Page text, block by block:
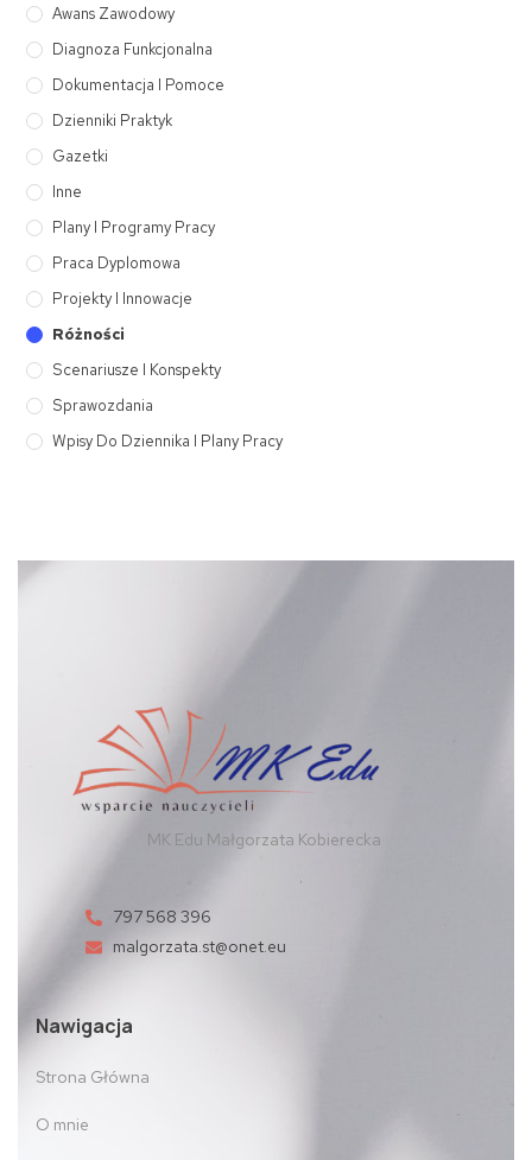
Awans Zawodowy
Diagnoza Funkcjonalna
Dokumentacja I Pomoce
Dzienniki Praktyk
Gazetki
Inne
Plany I Programy Pracy
Praca Dyplomowa
Projekty I Innowacje
Różności
Scenariusze I Konspekty
Sprawozdania
Wpisy Do Dziennika I Plany Pracy
MK Edu Małgorzata Kobierecka
797 568 396
malgorzata.st@onet.eu
Nawigacja
Strona Główna
O mnie